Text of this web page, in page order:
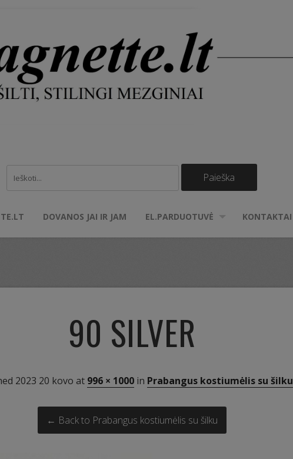
DOVANOS JAI IR JAM EL.PARDUOTUVĖ KONTAKTAI
90 SILVER
2023 20 kovo at 996 × 1000in Prabangus kostiumėlis su šilku
← Back to Prabangus kostiumėlis su šilku